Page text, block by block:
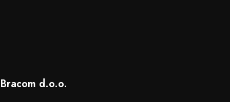
Bracom d.o.o.